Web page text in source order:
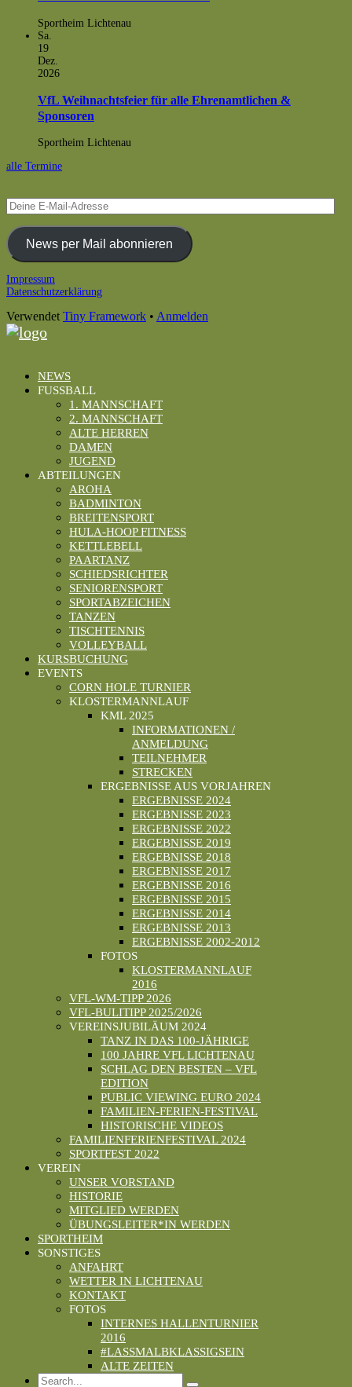
Sportheim Lichtenau
Sa.
19
Dez.
2026
VfL Weihnachtsfeier für alle Ehrenamtlichen &
Sponsoren
Sportheim Lichtenau
alle Termine
Deine
E-
Mail-
AdresseNews per Mail abonnieren
Footer
Impressum
Datenschutzerklärung
Verwendet Tiny Framework • Anmelden
NEWS
FUSSBALL
1. MANNSCHAFT
2. MANNSCHAFT
ALTE HERREN
DAMEN
JUGEND
ABTEILUNGEN
AROHA
BADMINTON
BREITENSPORT
HULA-HOOP FITNESS
KETTLEBELL
PAARTANZ
SCHIEDSRICHTER
SENIORENSPORT
SPORTABZEICHEN
TANZEN
TISCHTENNIS
VOLLEYBALL
KURSBUCHUNG
EVENTS
CORN HOLE TURNIER
KLOSTERMANNLAUF
KML 2025
INFORMATIONEN /
ANMELDUNG
TEILNEHMER
STRECKEN
ERGEBNISSE AUS VORJAHREN
ERGEBNISSE 2024
ERGEBNISSE 2023
ERGEBNISSE 2022
ERGEBNISSE 2019
ERGEBNISSE 2018
ERGEBNISSE 2017
ERGEBNISSE 2016
ERGEBNISSE 2015
ERGEBNISSE 2014
ERGEBNISSE 2013
ERGEBNISSE 2002-2012
FOTOS
KLOSTERMANNLAUF
2016
VFL-WM-TIPP 2026
VFL-BULITIPP 2025/2026
VEREINSJUBILÄUM 2024
TANZ IN DAS 100-JÄHRIGE
100 JAHRE VFL LICHTENAU
SCHLAG DEN BESTEN – VFL
EDITION
PUBLIC VIEWING EURO 2024
FAMILIEN-FERIEN-FESTIVAL
HISTORISCHE VIDEOS
FAMILIENFERIENFESTIVAL 2024
SPORTFEST 2022
VEREIN
UNSER VORSTAND
HISTORIE
MITGLIED WERDEN
ÜBUNGSLEITER*IN WERDEN
SPORTHEIM
SONSTIGES
ANFAHRT
WETTER IN LICHTENAU
KONTAKT
FOTOS
INTERNES HALLENTURNIER
2016
#LASSMALBKLASSIGSEIN
ALTE ZEITEN
Search